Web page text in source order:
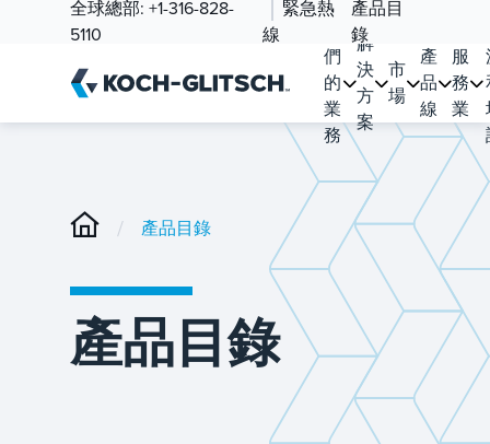
全球總部: +1-316-828-
5110
緊急熱
線
產品目
錄
們
的
業
務
解
決
方
案
市
場
產
品
線
服
務
業
/ 產品目錄
產品目錄